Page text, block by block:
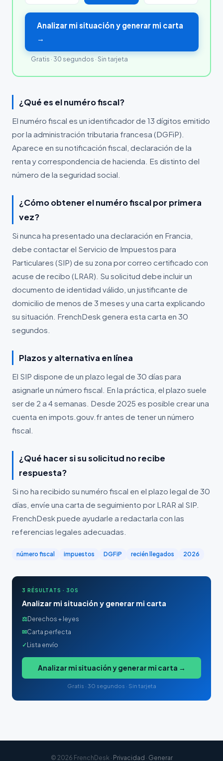
Analizar mi situación y generar mi carta
→
Gratis · 30 segundos · Sin tarjeta
¿Qué es el numéro fiscal?
El numéro fiscal es un identificador de 13 dígitos emitido
por la administración tributaria francesa (DGFiP).
Aparece en su notificación fiscal, declaración de la
renta y correspondencia de hacienda. Es distinto del
número de la seguridad social.
¿Cómo obtener el numéro fiscal por primera
vez?
Si nunca ha presentado una declaración en Francia,
debe contactar el Servicio de Impuestos para
Particulares (SIP) de su zona por correo certificado con
acuse de recibo (LRAR). Su solicitud debe incluir un
documento de identidad válido, un justificante de
domicilio de menos de 3 meses y una carta explicando
su situación. FrenchDesk genera esta carta en 30
segundos.
Plazos y alternativa en línea
El SIP dispone de un plazo legal de 30 días para
asignarle un número fiscal. En la práctica, el plazo suele
ser de 2 a 4 semanas. Desde 2025 es posible crear una
cuenta en impots.gouv.fr antes de tener un número
fiscal.
¿Qué hacer si su solicitud no recibe
respuesta?
Si no ha recibido su numéro fiscal en el plazo legal de 30
días, envíe una carta de seguimiento por LRAR al SIP.
FrenchDesk puede ayudarle a redactarla con las
referencias legales adecuadas.
número fiscal impuestos DGFiP recién llegados 2026
3 RÉSULTATS · 30S
Analizar mi situación y generar mi carta
⚖Derechos + leyes
✉Carta perfecta
✓Lista envío
Analizar mi situación y generar mi carta →
Gratis · 30 segundos · Sin tarjeta
© 2026 FrenchDesk · Privacidad · Generar